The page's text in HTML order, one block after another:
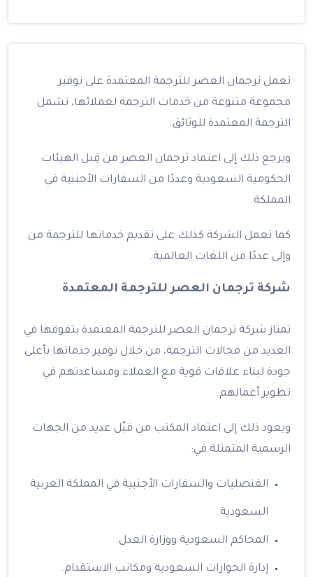
تعمل ⁠ترجمان العصر للترجمة المعتمدة على توفير
مجموعة متنوعة من خدمات الترجمة لعملائها، تشمل
الترجمة المعتمدة للوثائق.
ويرجع ذلك إلى اعتماد ⁠ترجمان العصر من قِبل الهيئات
الحكومية السعودية وعددًا من السفارات الأجنبية في
المملكة.
كما تعمل الشركة كذلك على تقديم خدماتها للترجمة من
وإلى عددًا من اللغات العالمية.
شركة ترجمان العصر للترجمة المعتمدة
تمتاز شركة ترجمان العصر للترجمة المعتمدة بتفوقها في
العديد من مجالات الترجمة، من خلال توفير خدماتها بأعلى
جودة لبناء علاقات قوية مع العملاء ومساعدتهم في
تطوير أعمالهم.
ويعود ذلك إلى اعتماد المكتب من قبّل عديد من الجهات
الرسمية المتمثلة في:
القنصليات والسفارات الأجنبية في المملكة العربية
السعودية.
المحاكم السعودية ووزارة العدل.
إدارة الجوازات السعودية ومكاتب الاستقدام.